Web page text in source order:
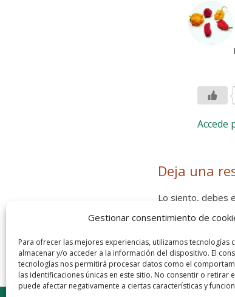
Gestionar consentimiento de
Para ofrecer las mejores experiencias, utilizamos tecnologías
almacenar y/o acceder a la información del dispositivo. El
tecnologías nos permitirá procesar datos como el
las identificaciones únicas en este sitio. No consentir o retirar
puede afectar negativamente a ciertas características y
Accede
Deja una
Lo siento, debes
Entra con tu red
He leído y acepto la